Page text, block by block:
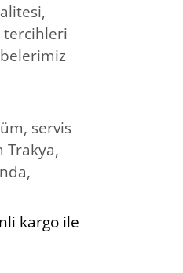
servis
Trakya,
kargo ile